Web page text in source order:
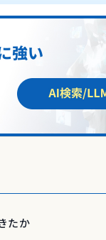
たか